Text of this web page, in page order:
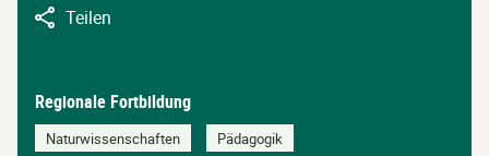
Teilen
Regionale Fortbildung
Naturwissenschaften Pädagogik